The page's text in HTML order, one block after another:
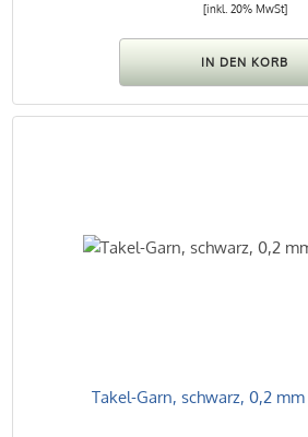
[inkl. 20% MwSt]
Takel-Garn, schwarz, 0,2